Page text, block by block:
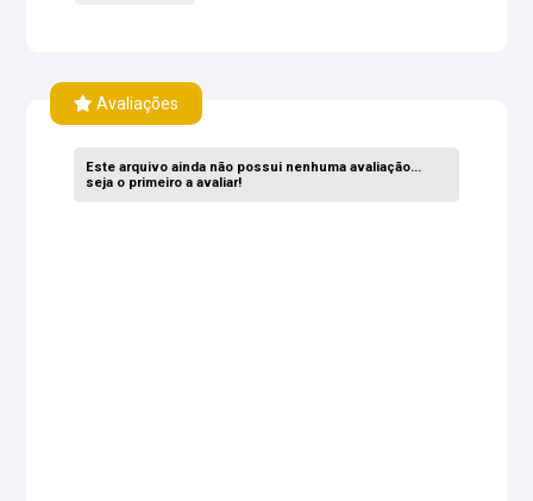
Avaliações
Este arquivo ainda não possui nenhuma avaliação...
seja o primeiro a avaliar!